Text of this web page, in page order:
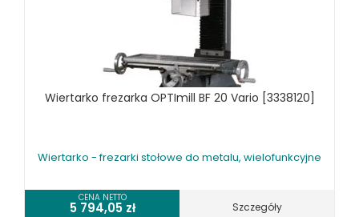
Wiertarko frezarka OPTImill BF 20 Vario [3338120]
Wiertarko - frezarki stołowe do metalu, wielofunkcyjne
CENA NETTO
5 794,05 zł Szczegóły